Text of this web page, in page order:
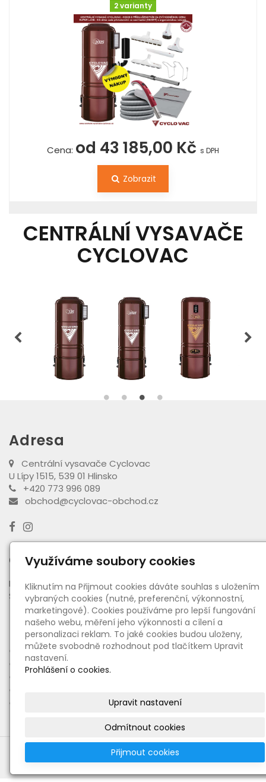
2 varianty
Cena: od 43 185,00 Kč s DPH
Zobrazit
CENTRÁLNÍ VYSAVAČE
CYCLOVAC
Adresa
Centrální vysavače Cyclovac
U Lípy 1515, 539 01 Hlinsko
+420 773 996 089
obchod@cyclovac-obchod.cz
Otevírací doba výdejny
PO - PÁ:08:00 - 16:30
SO:08:00 - 11:00
Informace
● O nás
● Ceny dopravy a platby
● Obchodní podmínky
●
●
Zásady zpracování osobních údajů
© 2021 Centrální vysavače Cyclovac
Kanadské centrální vysavače
Využíváme soubory cookies
Kliknutím na Přijmout cookies dáváte souhlas s uložením
vybraných cookies (nutné, preferenční, výkonnostní,
marketingové). Cookies používáme pro lepší fungování
našeho webu, měření jeho výkonnosti a cílení a
personalizaci reklam. To jaké cookies budou uloženy,
můžete svobodně rozhodnout pod tlačítkem Upravit
nastavení.
Prohlášení o cookies.
Upravit nastavení
Odmítnout cookies
Přijmout cookies